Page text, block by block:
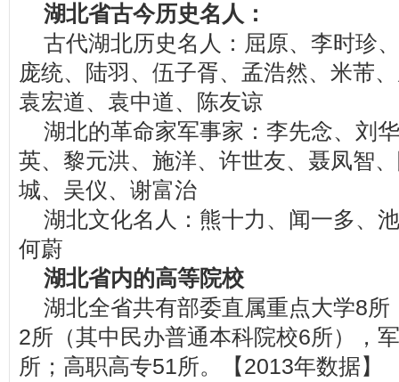
湖北省古今历史名人：
古代湖北历史名人：屈原、李时珍
庞统、陆羽、伍子胥、孟浩然、米芾
袁宏道、袁中道、陈友谅
湖北的革命家军事家：李先念、刘
英、黎元洪、施洋、许世友、聂凤智
城、吴仪、谢富治
湖北文化名人：熊十力、闻一多、
何蔚
湖北省内的高等院校
湖北全省共有部委直属重点大学8
2所（其中民办普通本科院校6所），
所；高职高专51所。【2013年数据】